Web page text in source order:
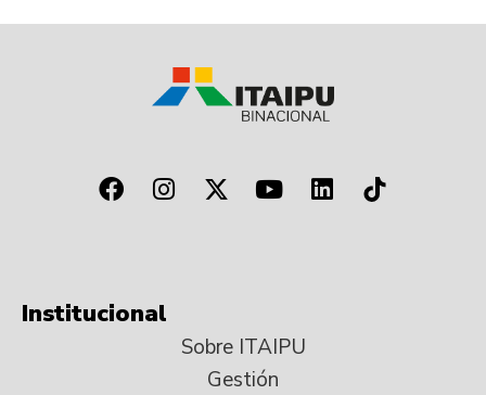
Institucional
Sobre ITAIPU
Gestión